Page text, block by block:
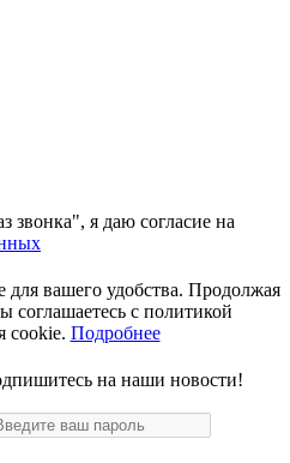
звонка", я даю согласие на
вашего удобства. Продолжая
соглашаетесь с политикой
cookie.​​​​​​​ Подробнее
на наши новости!